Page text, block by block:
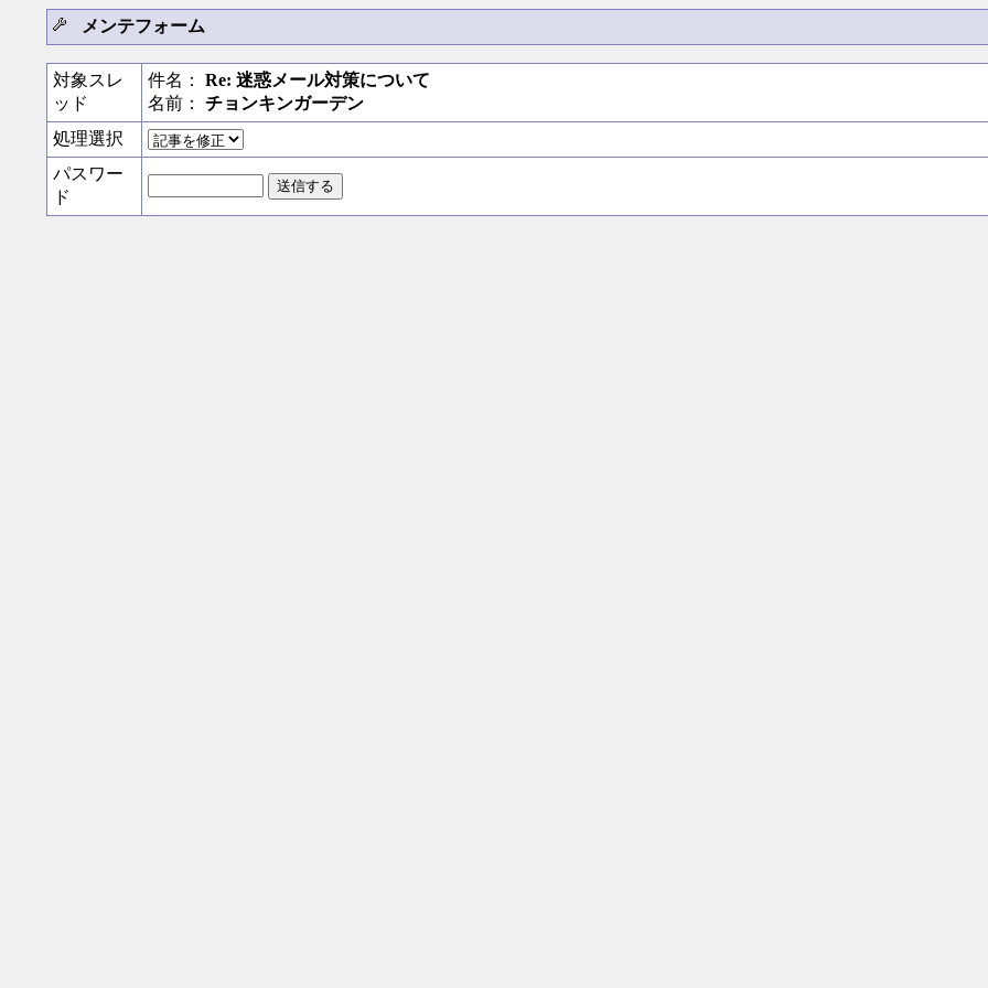
メンテフォーム
対象スレ
ッド
件名： Re: 迷惑メール対策について
名前： チョンキンガーデン
処理選択
パスワー
ド